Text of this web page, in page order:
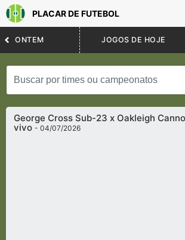
PLACAR DE FUTEBOL
ONTEM JOGOS DE HOJE
George Cross Sub-23 x Oakleigh
vivo- 04/07/2026